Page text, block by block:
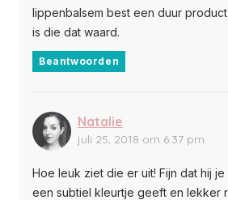
lippenbalsem best een duur
is die dat waard.
Beantwoorden
Natalie
juli 25, 2018 om 6:37 pm
Hoe leuk ziet die er uit! Fijn dat hij
een subtiel kleurtje geeft en lekker